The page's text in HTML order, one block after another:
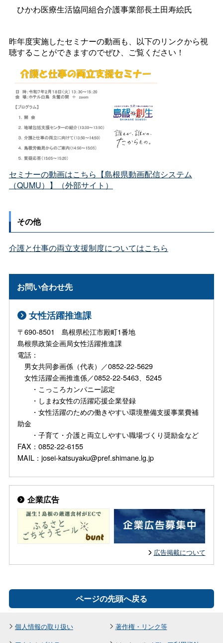
ひかわ医療生活協同組合介護事業部長土田寿絵氏
昨年度実施したセミナーの動画も、以下のリンクから視
聴することができますのでぜひ、ご覧ください！
セミナーの動画はこちら【島根県動画配信システム
（QUMU）】（外部サイト）
その他
介護と仕事の両立支援制度についてはこちら
お問い合わせ先
女性活躍推進課
〒690-8501 島根県松江市殿町1番地
島根県政策企画局女性活躍推進課
電話：
男女共同参画係（代表）／0852-22-5629
女性活躍企画推進係／0852-22-5463、5245
・こっころカンパニー認定
・しまね女性の活躍応援企業登録
・女性活躍のための働きやすい環境整備支援事業費補
助金
・子育て・介護と両立しやすい職場づくり奨励金など
FAX：0852-22-6155
MAIL：josei-katsuyaku@pref.shimane.lg.jp
企業広告
広告掲載について
ページの先頭へ戻る
個人情報の取り扱い
著作権・リンク等